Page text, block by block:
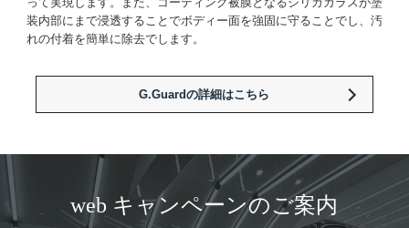
装内部にまで浸透することでボディー面を強固に守ることでし、汚
れの付着を簡単に除去でします。
G.Guardの詳細はこちら
web キャンペーンのご案内